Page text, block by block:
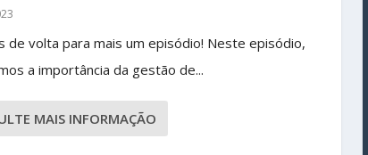
de volta para mais um episódio! Neste episódio,
a importância da gestão de...
MAIS INFORMAÇÃO